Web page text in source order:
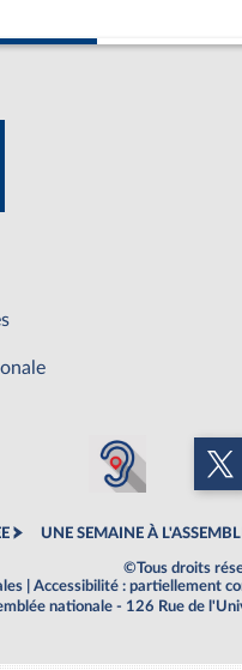
UNE SEMAINE À
©Tous droits
Accessibilité : partiellement
nationale - 126 Rue de